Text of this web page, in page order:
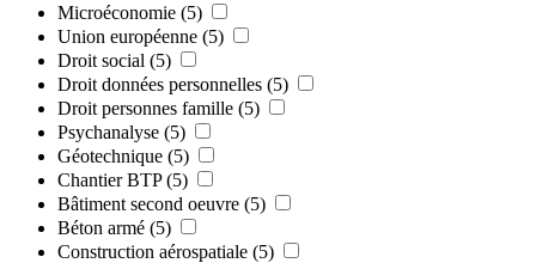
Microéconomie (5)
Union européenne (5)
Droit social (5)
Droit données personnelles (5)
Droit personnes famille (5)
Psychanalyse (5)
Géotechnique (5)
Chantier BTP (5)
Bâtiment second oeuvre (5)
Béton armé (5)
Construction aérospatiale (5)